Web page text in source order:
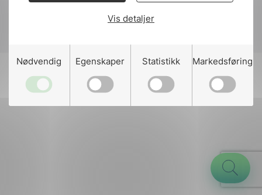
Vis detaljer
Nødvendig Egenskaper Statistikk Markedsføring